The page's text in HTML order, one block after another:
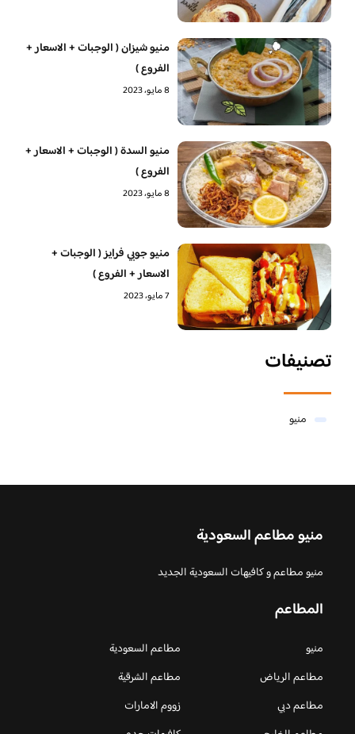
منيو شيزان ( الوجبات + الاسعار +
الفروع )
8 مايو، 2023
منيو السدة ( الوجبات + الاسعار +
الفروع )
8 مايو، 2023
منيو جوبي فرايز ( الوجبات +
الاسعار + الفروع )
7 مايو، 2023
تصنيفات
منيو
منيو مطاعم السعودية
منيو مطاعم و كافيهات السعودية الجديد
المطاعم
منيو
مطاعم السعودية
مطاعم الرياض
مطاعم الشرقية
مطاعم دبي
زووم الامارات